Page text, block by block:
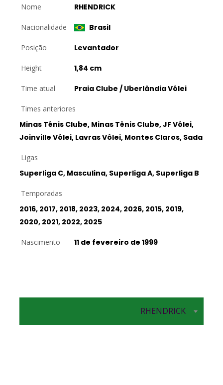
Nome RHENDRICK
Nacionalidade Brasil
Posição Levantador
Height 1,84 cm
Time atual Praia Clube / Uberlândia Vôlei
Times anteriores
Minas Tênis Clube, Minas Tênis Clube, JF Vôlei,
Joinville Vôlei, Lavras Vôlei, Montes Claros, Sada
Ligas
Superliga C, Masculina, Superliga A, Superliga B
Temporadas
2016, 2017, 2018, 2023, 2024, 2026, 2015, 2019,
2020, 2021, 2022, 2025
Nascimento 11 de fevereiro de 1999
RHENDRICK
Levantador